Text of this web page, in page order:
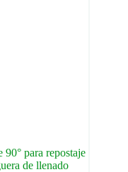
para repostaje
de llenado